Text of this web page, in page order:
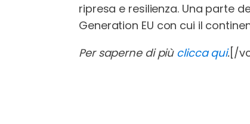
ripresa e resilienza. Una parte
Generation EU con cui il
Per saperne di più clicca qui.[/